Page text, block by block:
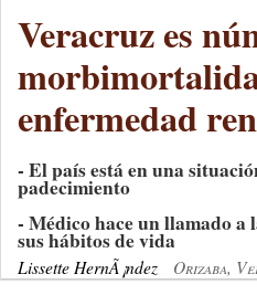
Veracruz es
enfermedad
- El país está en una
padecimiento
- Médico hace un llamado
sus hábitos de vida
Lissette HernÃ¡ndez Orizaba,